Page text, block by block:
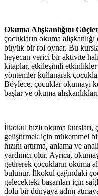
Okuma Alışkanlığını
çocukların okuma
büyük bir rol oynar. Bu
heyecan verici bir aktivite
kitaplar, etkileşimli
yöntemler kullanarak
Böylece, çocuklar okumayı
başlar ve okuma
İlkokul hızlı okuma kursları,
geliştirmek için mükemmel
hızını artırma, anlama ve
yardımcı olur. Ayrıca,
getirerek çocukların okuma
bulunur. İlkokul çağındaki
gelecekteki başarıları için
dolu bir dünyaya adım